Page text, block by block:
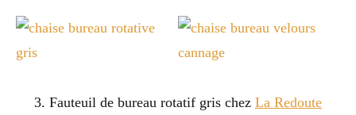
3. Fauteuil de bureau rotatif gris chez La Redoute